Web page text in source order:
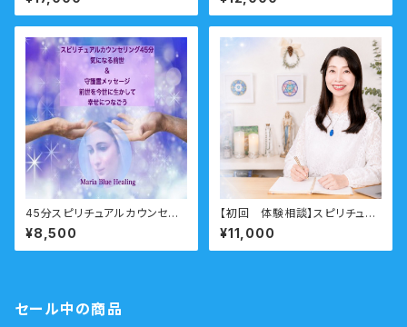
い！」転職・天職・起業・・仕事の
悩み 右脳派就活をしてみよう！
もやもやをすっきりとー
45分スピリチュアルカウンセリ
ング 前世・オーラ・ガイドメ
ッセージ
¥8,500
【初回 体験相談】スピリチュア
ル相談 ビジネス向け
¥11,000
セール中の商品